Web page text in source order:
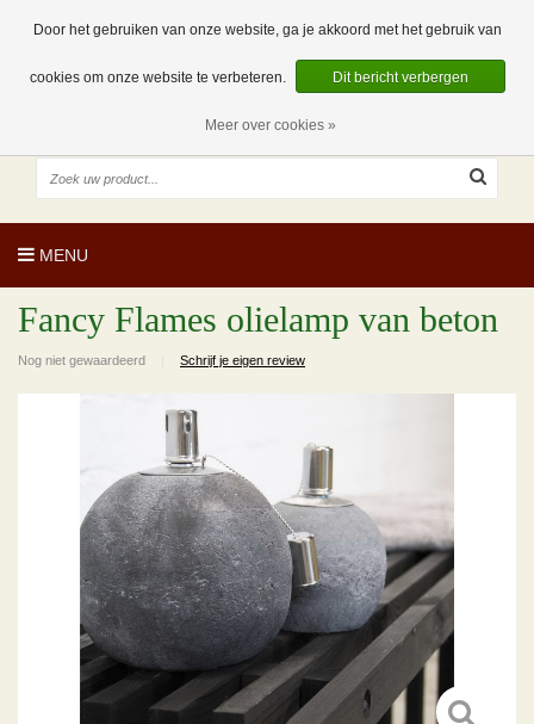
0 Artikelen
NL
EUR
MENU
Fancy Flames olielamp van beton
Nog niet gewaardeerd Schrijf je eigen review
Door het gebruiken van onze website, ga je akkoord met het gebruik van
cookies om onze website te verbeteren. Dit bericht verbergen
Meer over cookies »